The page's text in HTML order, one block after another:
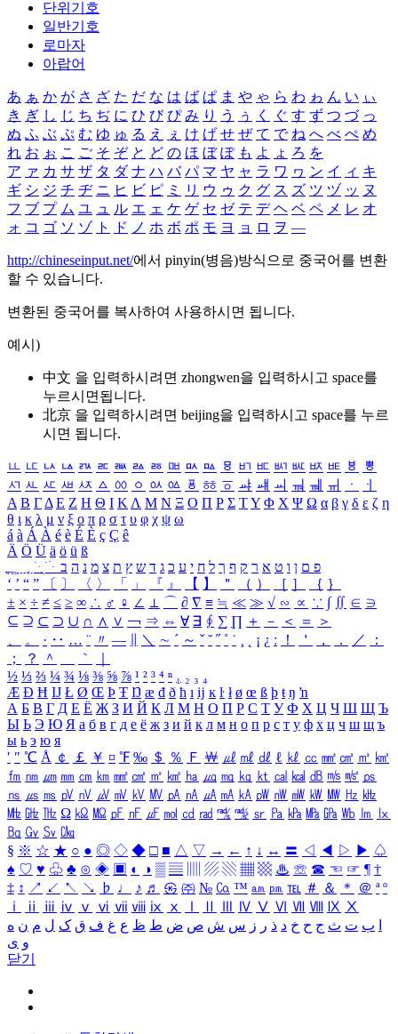
단위기호
일반기호
로마자
아랍어
あ ぁ か が さ ざ た だ な は ば ぱ ま や ゃ ら わ ゎ ん い ぃ
き ぎ し じ ち ぢ に ひ び ぴ み り う ぅ く ぐ す ず つ づ っ
ぬ ふ ぶ ぷ む ゆ ゅ る え ぇ け げ せ ぜ て で ね へ べ ぺ め
れ お ぉ こ ご そ ぞ と ど の ほ ぼ ぽ も よ ょ ろ を
ア ァ カ サ ザ タ ダ ナ ハ バ パ マ ヤ ャ ラ ワ ヮ ン イ ィ キ
ギ シ ジ チ ヂ ニ ヒ ビ ピ ミ リ ウ ゥ ク グ ス ズ ツ ヅ ッ ヌ
フ ブ プ ム ユ ュ ル エ ェ ケ ゲ セ ゼ テ デ ヘ ベ ペ メ レ オ
ォ コ ゴ ソ ゾ ト ド ノ ホ ボ ポ モ ヨ ョ ロ ヲ ―
http://chineseinput.net/에서 pinyin(병음)방식으로 중국어를 변환
할 수 있습니다.
변환된 중국어를 복사하여 사용하시면 됩니다.
예시)
中文 을 입력하시려면 zhongwen을 입력하시고 space를
누르시면됩니다.
北京 을 입력하시려면 beijing을 입력하시고 space를 누르
시면 됩니다.
ㅥ ㅦ ㅧ ㅨ ㅩ ㅪ ㅫ ㅬ ㅭ ㅮ ㅯ ㅰ ㅱ ㅲ ㅳ ㅴ ㅵ ㅶ ㅷ ㅸ
ㅹ
ㅺ ㅻ ㅼ ㅽ ㅾ ㅿ ㆀ ㆁ ㆂ ㆃ ㆄ ㆅ ㆆ ㆇ ㆈ ㆉ ㆊ ㆋ ㆌ ㆍ
ㆎ
Α Β ΓΔ Ε Ζ Η Θ Ι ΚΛ Μ Ν Ξ Ο Π Ρ Σ ΤΥ Φ Χ Ψ Ω α β γ δ ε ζ η
θ ι κ λ μ ν ξ ο π ρ σ τ υ φ χ ψ ω
á à Á À é è É È ç Ç ê
Ä Ö Ü ä ö ü ß
ִֶֹ ֻּ ׁׂ פ ם ן ו ט א ר ק ף ך ל ח י ע כ ג ד ש ץ ת צ מ נ ה ב
‘ ’ “ ” 〔 〕 〈 〉 「 」 『 』 【 】 ＂ （ ） ［ ］ ｛ ｝
± × ÷ ≠ ≤ ≥ ∞ ∴ ♂ ♀ ∠ ⊥ ⌒ ∂ ∇ ≡ ≒ ≪ ≫ √ ∽ ∝ ∵ ∫ ∬ ∈ ∋
⊆ ⊇ ⊂ ⊃ ∪ ∩ ∧ ∨ ￢ ⇒ ⇔ ∀ ∃ ∮ ∑ ∏ ＋ － ＜ ＝
＞
、
。 · ‥ … ¨ 〃 ― ＼ ∼ ´ ～ ˇ ˘ ˝ ˚ ˙ ¸ ¡ ¿ ː ！ ＇ ， ． ／
：
；
？ ＾ ｀
½ ⅓ ⅔ ¼ ¾ ⅛ ⅜ ⅝ ⅞ ¹ ² ³ ⁴ ⁿ ₁ ₂ ₃ ₄
Æ Ð Ħ Ĳ Ł Ø Œ Þ Ŧ Ŋ æ đ ð ħ ı ĳ ĸ ŀ ł ø œ ß þ ŧ ŋ ŉ
А Б В Г Д Е Ё Ж З И Й К Л М Н О П Р С Т У Ф Х Ц Ч Ш Щ Ъ
Ы Ь Э Ю Я а б в г д е ё ж з и й к л м н о п р с т у ф х ц ч ш щ ъ
ы ь э ю я
′ ″ ℃ Å ￠ ￡ ￥ ¤ ℉ ‰ ＄ ％ Ｆ ￦ ㎕ ㎖ ㎗ ℓ ㎘ ㏄ ㎣ ㎤ ㎥ ㎦
㎙ ㎚ ㎛ ㎜ ㎝ ㎞ ㎟ ㎠ ㎡ ㎢ ㏊ ㎍ ㎎ ㎏ ㏏ ㎈ ㎉ ㏈ ㎧ ㎨ ㎰
㎱ ㎲ ㎳ ㎴ ㎵ ㎶ ㎷ ㎸ ㎹ ㎀ ㎁ ㎂ ㎃ ㎄ ㎺ ㎻ ㎽ ㎾ ㎿ ㎐ ㎑
㎒ ㎓ ㎔ Ω ㏀ ㏁ ㎊ ㎋ ㎌ ㏖ ㏅ ㎭ ㎮ ㎯ ㏛ ㎩ ㎪ ㎫ ㎬ ㏝ ㏐
㏓
㏃ ㏉ ㏜ ㏆
§ ※ ☆ ★ ○ ● ◎ ◇ ◆ □ ■ △ ▽ → ← ↑ ↓ ↔ 〓 ◁ ◀ ▷ ▶ ♤
♠ ♡ ♥ ♧ ♣ ⊙ ◈ ▣ ◐ ◑ ▒ ▤ ▨ ▧ ▦ ▩ ♨ ☏ ☎ ☜ ☞ ¶ †
‡ ↕ ↗ ↙ ↖ ↘ ♭ ♩ ♪ ♬ ㉿ ㈜ № ㏇ ™ ㏂ ㏘ ℡ ＃ ＆ ＊ ＠ ª º
ⅰ
ⅱ ⅲ ⅳ ⅴ ⅵ ⅶ ⅷ ⅸ ⅹ Ⅳ Ⅴ Ⅵ Ⅶ Ⅷ Ⅸ Ⅹ
ب ت ث ج ح خ د ذ ر ز س ش ص ض ط ظ ع غ ف ق ک ل م ن ه
و ی
닫기